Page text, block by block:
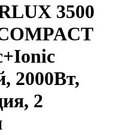
3500
2000Вт,
2